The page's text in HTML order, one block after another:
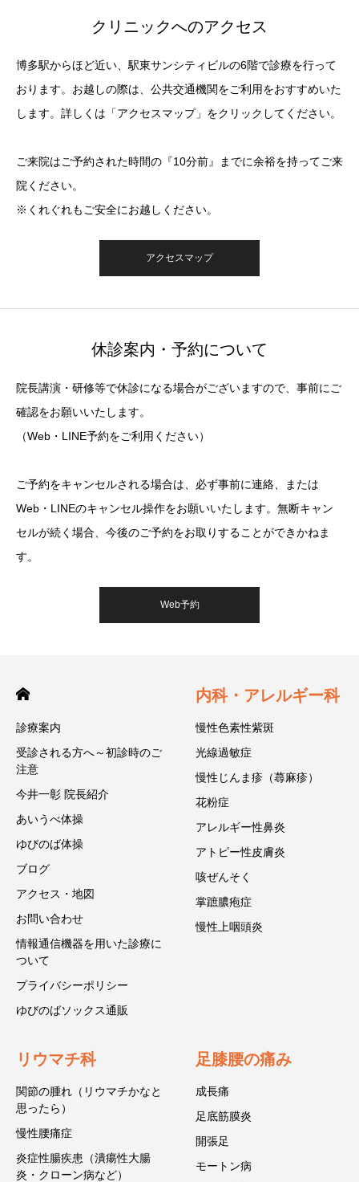
クリニックへのアクセス
博多駅からほど近い、駅東サンシティビルの6階で診療を行って
おります。お越しの際は、公共交通機関をご利用をおすすめいた
します。詳しくは「アクセスマップ」をクリックしてください。
ご来院はご予約された時間の『10分前』までに余裕を持ってご来
院ください。
※くれぐれもご安全にお越しください。
アクセスマップ
休診案内・予約について
院長講演・研修等で休診になる場合がございますので、事前にご
確認をお願いいたします。
（Web・LINE予約をご利用ください）
ご予約をキャンセルされる場合は、必ず事前に連絡、または
Web・LINEのキャンセル操作をお願いいたします。無断キャン
セルが続く場合、今後のご予約をお取りすることができかねま
す。
Web予約
診療案内
受診される方へ～初診時のご
注意
今井一彰 院長紹介
あいうべ体操
ゆびのば体操
ブログ
アクセス・地図
お問い合わせ
情報通信機器を用いた診療に
ついて
プライバシーポリシー
ゆびのばソックス通販
内科・アレルギー科
慢性色素性紫斑
光線過敏症
慢性じんま疹（蕁麻疹）
花粉症
アレルギー性鼻炎
アトピー性皮膚炎
咳ぜんそく
掌蹠膿疱症
慢性上咽頭炎
リウマチ科
関節の腫れ（リウマチかなと
思ったら）
慢性腰痛症
炎症性腸疾患（潰瘍性大腸
炎・クローン病など）
足膝腰の痛み
成長痛
足底筋膜炎
開張足
モートン病